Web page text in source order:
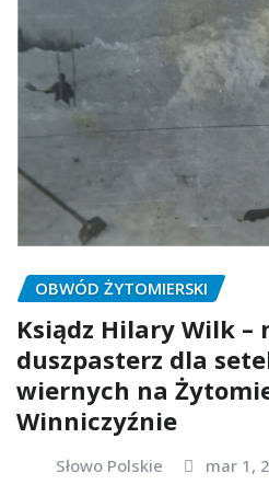
OBWÓD ŻYTOMIERSKI
Ksiądz Hilary Wilk –
duszpasterz dla
wiernych na
Winniczyźnie
Słowo Polskie mar 1,